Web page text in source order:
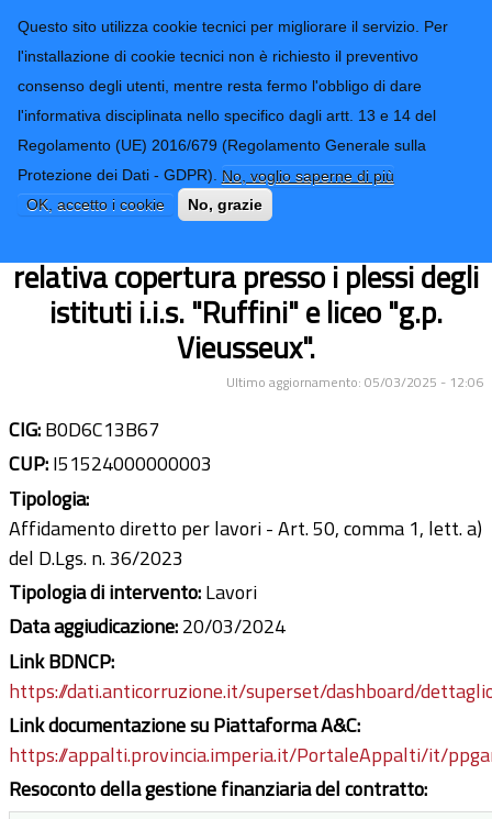
Questo sito utilizza cookie tecnici per migliorare il servizio. Per
l'installazione di cookie tecnici non è richiesto il preventivo
consenso degli utenti, mentre resta fermo l'obbligo di dare
l'informativa disciplinata nello specifico dagli artt. 13 e 14 del
Regolamento (UE) 2016/679 (Regolamento Generale sulla
Protezione dei Dati - GDPR). No, voglio saperne di più
OK, accetto i cookie
No, grazie
Provincia di
Imperia
CONTATTI-URP
TRASPARENZA
Form di ricerca
Lavori di adeguamento ai fini
antincendio per l'agibilità dell'aula
relativa copertura presso i plessi degli
istituti i.i.s. "Ruffini" e liceo "g.p.
Vieusseux".
Ultimo aggiornamento: 05/03/2025 - 12:06
CIG:B0D6C13B67
CUP:I51524000000003
Tipologia:
Affidamento diretto per lavori - Art. 50, comma 1, lett. a)
del D.Lgs. n. 36/2023
Tipologia di intervento:Lavori
Data aggiudicazione:20/03/2024
Link BDNCP:
https://dati.anticorruzione.it/superset/dashboard/
Link documentazione su Piattaforma A&C:
https://appalti.provincia.imperia.it/PortaleAppalti/it/
Resoconto della gestione finanziaria del contratto: